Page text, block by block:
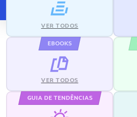
VER TODOS
EBOOKS
VER TODOS
GUIA DE TENDÊNCIAS